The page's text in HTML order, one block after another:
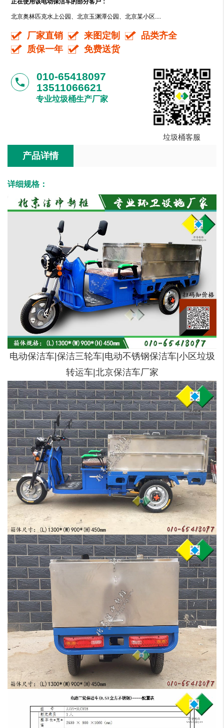
正在使用该电动保洁车的部分客户：
北京奥林匹克水上公园、北京玉渊潭公园、北京某小区....
厂家直销 来图定制
品类齐全
质保一年
免费送货
phone
010-65418097
13511066621
专业垃圾桶生产厂家
垃圾桶客服
产品详情
详细规格：
电动保洁车|保洁三轮车|电动不锈钢保洁车|小区垃圾
转运车|北京保洁车厂家